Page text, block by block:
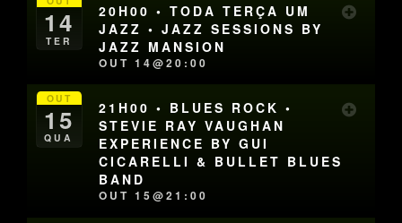
14
TER
20H00 • TODA TERÇA UM
JAZZ • JAZZ SESSIONS BY
JAZZ MANSION
OUT 14@20:00
OUT
15
QUA
21H00 • BLUES ROCK •
STEVIE RAY VAUGHAN
EXPERIENCE BY GUI
CICARELLI & BULLET BLUES
BAND
OUT 15@21:00